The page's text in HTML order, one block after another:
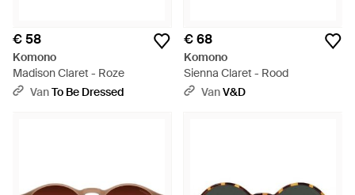
€ 58
Komono
Madison Claret - Roze
VanTo Be Dressed
€ 68
Komono
Sienna Claret - Rood
VanV&D